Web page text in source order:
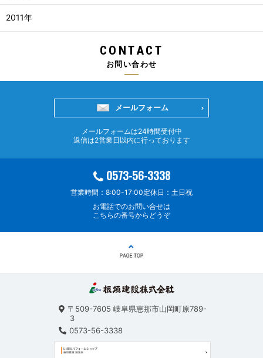
2011年
CONTACT
お問い合わせ
メールフォーム
メールフォームは24時間受付中
返信は2営業日以内に行っております
0573-56-3338
営業時間：8:00-17:00定休日：土日祝
お電話でのお問い合せは
こちらの番号からどうぞ
〒509-7605 岐阜県恵那市山岡町原789-
3
0573-56-3338